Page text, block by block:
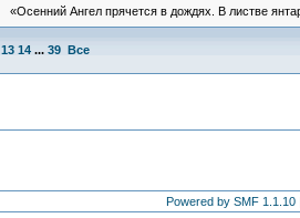
«Осенний Ангел прячется в дождях. В листве
13 14 ... 39 Все
Powered by SMF 1.1.10